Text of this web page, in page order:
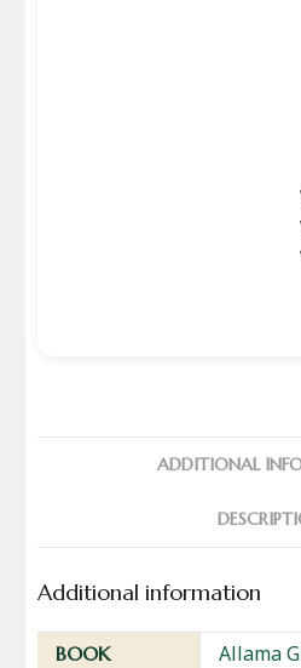
ADDITIONAL
Additional information
BOOK
Allama